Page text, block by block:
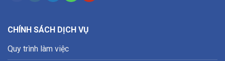
CHÍNH SÁCH DỊCH VỤ
Quy trình làm việc